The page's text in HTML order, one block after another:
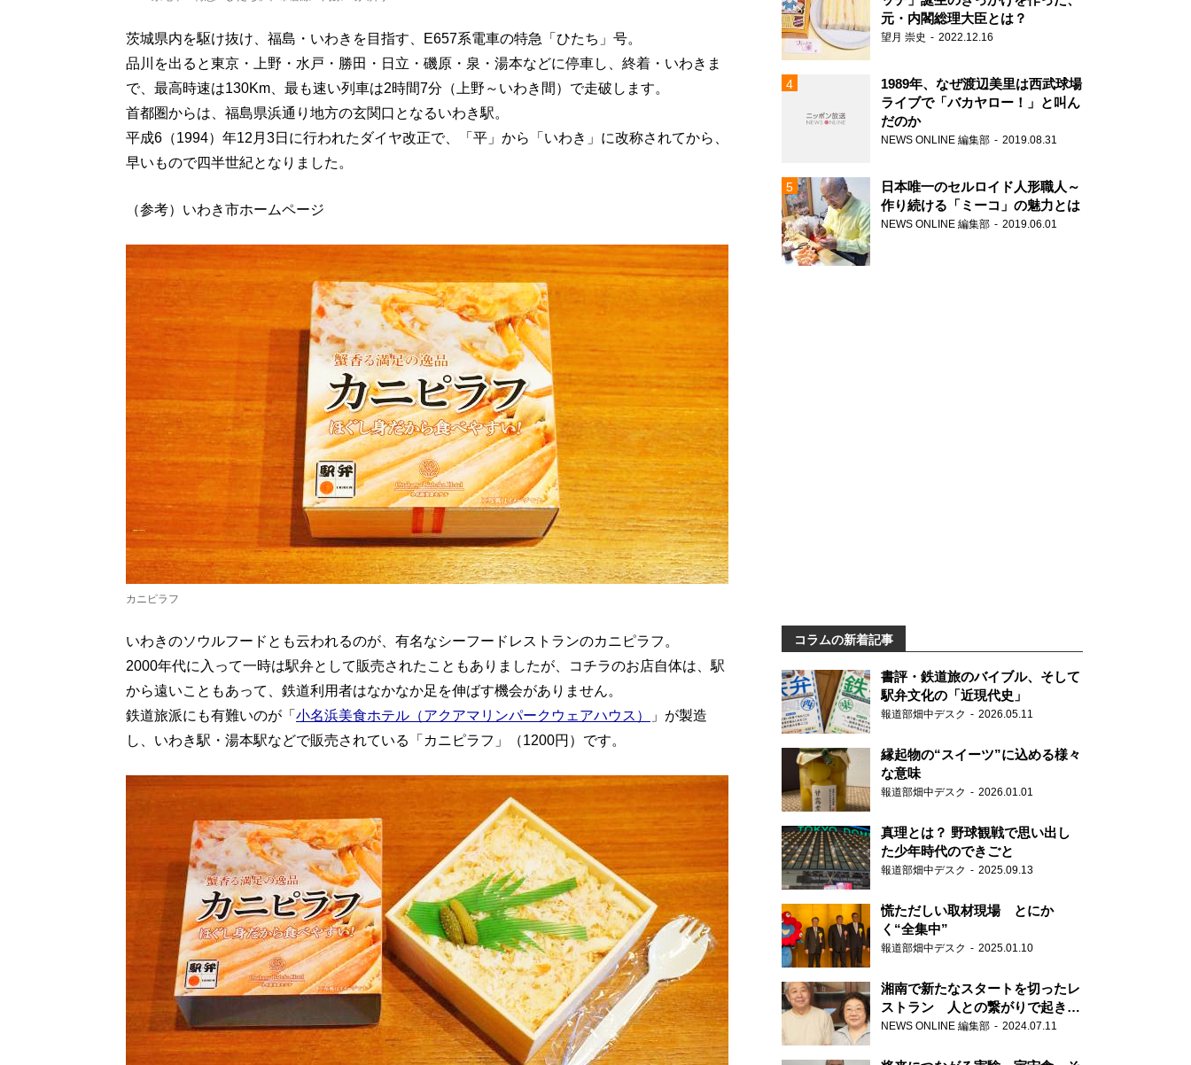
茨城県内を駆け抜け、福島・いわきを目指す、E657系電車の特急「ひたち」号。
品川を出ると東京・上野・水戸・勝田・日立・磯原・泉・湯本などに停車し、終着・いわきま
で、最高時速は130Km、最も速い列車は2時間7分（上野～いわき間）で走破します。
首都圏からは、福島県浜通り地方の玄関口となるいわき駅。
平成6（1994）年12月3日に行われたダイヤ改正で、「平」から「いわき」に改称されてから、
早いもので四半世紀となりました。
（参考）いわき市ホームページ
カニピラフ
いわきのソウルフードとも云われるのが、有名なシーフードレストランのカニピラフ。
2000年代に入って一時は駅弁として販売されたこともありましたが、コチラのお店自体は、駅
から遠いこともあって、鉄道利用者はなかなか足を伸ばす機会がありません。
鉄道旅派にも有難いのが「 小名浜美食ホテル（アクアマリンパークウェアハウス）
」が製造
し、いわき駅・湯本駅などで販売されている「カニピラフ」（1200円）です。
元・内閣総理大臣とは？
望月 崇史 2022.12.16
1989年、なぜ渡辺美里は西武球場
ライブで「バカヤロー！」と叫ん
だのか
NEWS ONLINE 編集部 2019.08.31
日本唯一のセルロイド人形職人～
作り続ける「ミーコ」の魅力とは
NEWS ONLINE 編集部 2019.06.01
コラムの新着記事
書評・鉄道旅のバイブル、そして
駅弁文化の「近現代史」
報道部畑中デスク 2026.05.11
縁起物の“スイーツ”に込める様々
な意味
報道部畑中デスク 2026.01.01
真理とは？ 野球観戦で思い出し
た少年時代のできごと
報道部畑中デスク 2025.09.13
慌ただしい取材現場 とにか
く“全集中”
報道部畑中デスク 2025.01.10
湘南で新たなスタートを切ったレ
ストラン 人との繋がりで起きた
奇跡
NEWS ONLINE 編集部 2024.07.11